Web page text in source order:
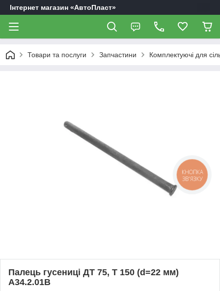
Інтернет магазин «АвтоПласт»
Товари та послуги Запчастини Комплектуючі для
Палець гусениці ДТ 75, Т 150 (d=22 мм)
А34.2.01В
КНОПКА
ЗВ'ЯЗКУ